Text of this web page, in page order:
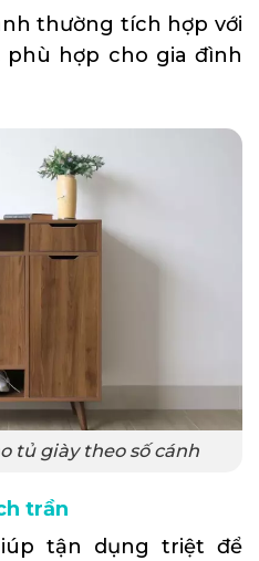
thường tích hợp với
phù hợp cho gia đình
tủ giày theo số cánh
trần
tận dụng triệt để